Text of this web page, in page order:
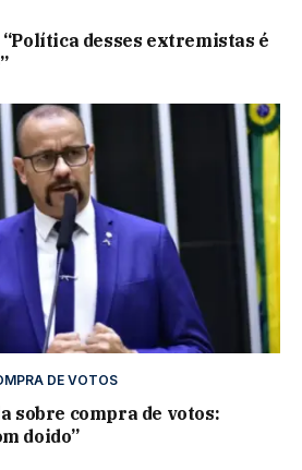
desses extremistas é
DE VOTOS
sobre compra de votos:
doido”